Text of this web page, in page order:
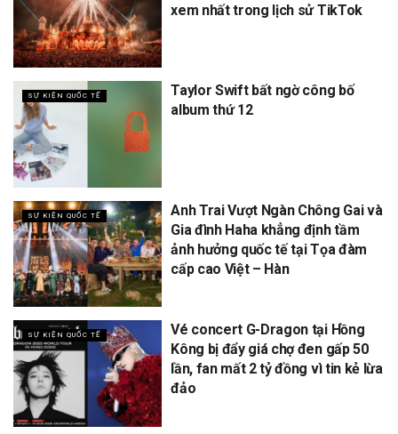
xem nhất trong lịch sử TikTok
SỰ KIỆN QUỐC TẾ
Taylor Swift bất ngờ công bố
album thứ 12
SỰ KIỆN QUỐC TẾ
Anh Trai Vượt Ngàn Chông Gai và
Gia đình Haha khẳng định tầm
ảnh hưởng quốc tế tại Tọa đàm
cấp cao Việt – Hàn
SỰ KIỆN QUỐC TẾ
Vé concert G-Dragon tại Hồng
Kông bị đẩy giá chợ đen gấp 50
lần, fan mất 2 tỷ đồng vì tin kẻ lừa
đảo